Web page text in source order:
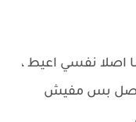
اصلا نفسي اعيط ،
بس مفيش